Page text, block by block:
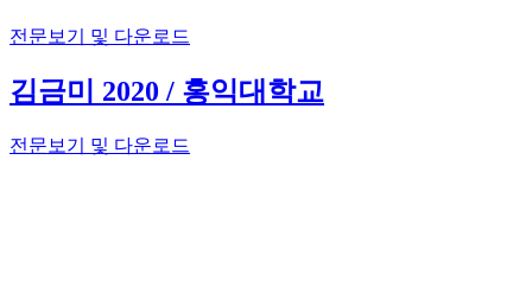
전문보기 및 다운로드
김금미 2020 / 홍익대학교
전문보기 및 다운로드